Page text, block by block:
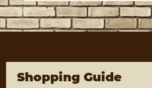
Shopping Guide